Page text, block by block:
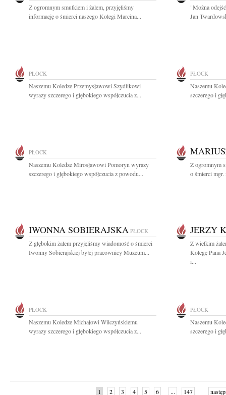
Z ogromnym smutkiem i żalem, przyjęliśmy
informację o śmierci naszego Kolegi Marcina...
"Można
Jan
PŁOCK
Naszemu Koledze Przemysławowi Szydlikowi
wyrazy szczerego i głębokiego współczucia z...
PŁOCK
Naszemu
szczerego i
PŁOCK
Naszemu Koledze Mirosławowi Pomoryn wyrazy
szczerego i głębokiego współczucia z powodu...
Z ogromnym
o śmierci
IWONNA SOBIERAJSKA PŁOCK
Z głębokim żalem przyjęliśmy wiadomość o śmierci
Iwonny Sobierajskiej byłej pracownicy Muzeum...
JERZY
Z wielkim
Kolegę Pana
i...
PŁOCK
Naszemu Koledze Michałowi Wilczyńskiemu
wyrazy szczerego i głębokiego współczucia z...
PŁOCK
Naszemu
szczerego i
1 2 3 4 5 6 ... 147